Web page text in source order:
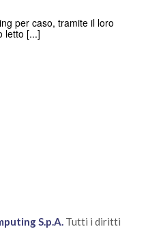
per caso, tramite il loro
letto [...]
S.p.A. Tutti i diritti